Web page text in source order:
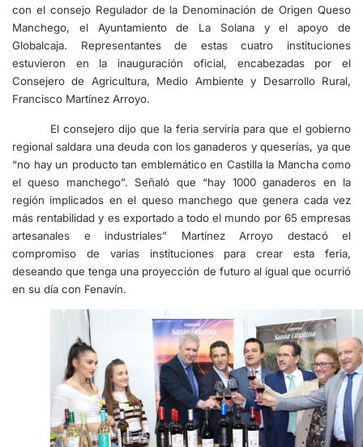
con el consejo Regulador de la Denominación de Origen Queso
Manchego, el Ayuntamiento de La Solana y el apoyo de
Globalcaja. Representantes de estas cuatro instituciones
estuvieron en la inauguración oficial, encabezadas por el
Consejero de Agricultura, Medio Ambiente y Desarrollo Rural,
Francisco Martínez Arroyo.
El consejero dijo que la feria serviría para que el gobierno
regional saldara una deuda con los ganaderos y queserías, ya que
“no hay un producto tan emblemático en Castilla la Mancha como
el queso manchego”. Señaló que “hay 1000 ganaderos en la
región implicados en el queso manchego que genera cada vez
más rentabilidad y es exportado a todo el mundo por 65 empresas
artesanales e industriales” Martínez Arroyo destacó el
compromiso de varias instituciones para crear esta feria,
deseando que tenga una proyección de futuro al igual que ocurrió
en su día con Fenavín.